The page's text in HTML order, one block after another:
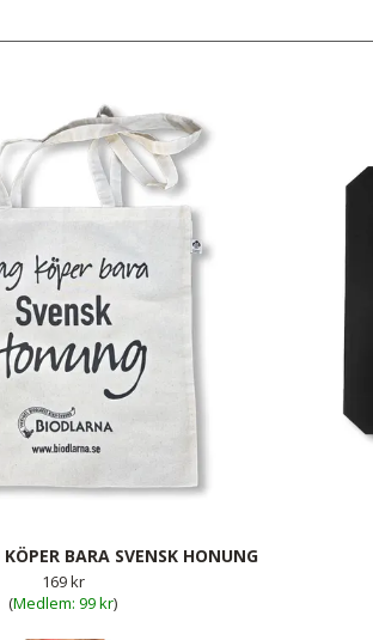
KÖPER BARA SVENSK HONUNG
169 kr
(
99 kr)